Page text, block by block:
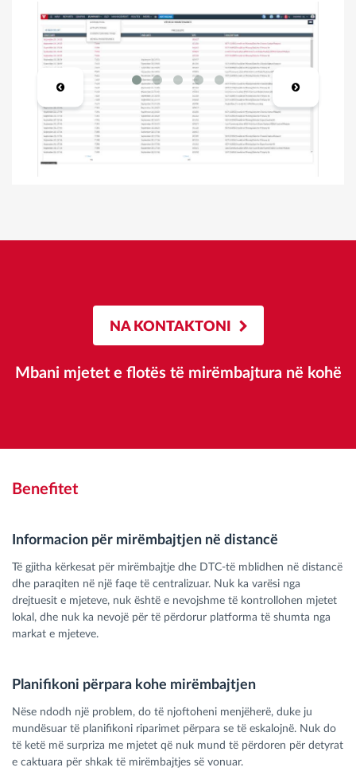
NA KONTAKTONI
Mbani mjetet e flotës të mirëmbajtura në kohë
Benefitet
Informacion për mirëmbajtjen në distancë
Të gjitha kërkesat për mirëmbajtje dhe DTC-të mblidhen në distancë
dhe paraqiten në një faqe të centralizuar. Nuk ka varësi nga
drejtuesit e mjeteve, nuk është e nevojshme të kontrollohen mjetet
lokal, dhe nuk ka nevojë për të përdorur platforma të shumta nga
markat e mjeteve.
Planifikoni përpara kohe mirëmbajtjen
Nëse ndodh një problem, do të njoftoheni menjëherë, duke ju
mundësuar të planifikoni riparimet përpara se të eskalojnë. Nuk do
të ketë më surpriza me mjetet që nuk mund të përdoren për detyrat
e caktuara për shkak të mirëmbajtjes së vonuar.